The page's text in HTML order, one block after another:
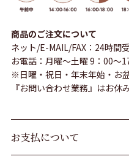
商品のご注文について
ネット/E-MAIL/FAX：24時間
お電話：月曜～土曜 9：00～
※日曜・祝日・年末年始・お
『お問い合わせ業務』はお休
お支払について